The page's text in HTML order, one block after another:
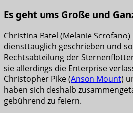
Es geht ums Große und
Christina Batel (Melanie
diensttauglich geschrieben und
Rechtsabteilung der
sie allerdings die Enterprise
Christopher Pike (Anson Mount)
haben sich deshalb
gebührend zu feiern.